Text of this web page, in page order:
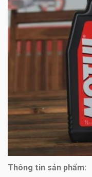
Thông tin sản phẩm: